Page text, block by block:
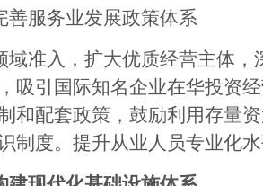
服务业发展政策体系
域准入，扩大优质经营主体
吸引国际知名企业在华投资
和配套政策，鼓励利用存量
制度。提升从业人员专业化